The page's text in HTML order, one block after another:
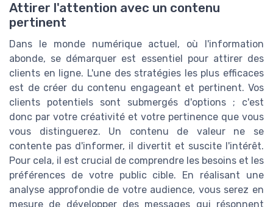
Attirer l'attention avec un contenu
pertinent
Dans le monde numérique actuel, où l'information
abonde, se démarquer est essentiel pour attirer des
clients en ligne. L'une des stratégies les plus efficaces
est de créer du contenu engageant et pertinent. Vos
clients potentiels sont submergés d'options ; c'est
donc par votre créativité et votre pertinence que vous
vous distinguerez. Un contenu de valeur ne se
contente pas d'informer, il divertit et suscite l'intérêt.
Pour cela, il est crucial de comprendre les besoins et les
préférences de votre public cible. En réalisant une
analyse approfondie de votre audience, vous serez en
mesure de développer des messages qui résonnent